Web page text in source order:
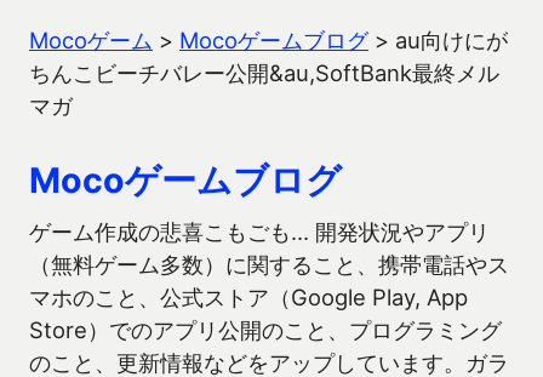
Mocoゲーム > Mocoゲームブログ> au向けにが
ちんこビーチバレー公開&au,SoftBank最終メル
マガ
Mocoゲームブログ
ゲーム作成の悲喜こもごも… 開発状況やアプリ
（無料ゲーム多数）に関すること、携帯電話やス
マホのこと、公式ストア（Google Play, App
Store）でのアプリ公開のこと、プログラミング
のこと、更新情報などをアップしています。ガラ